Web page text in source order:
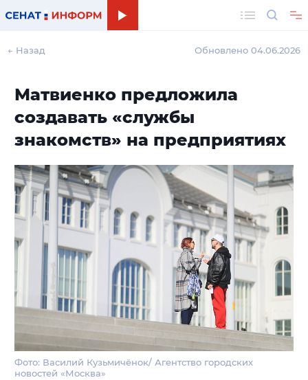
← Назад Обновлено 04.06.2026
Матвиенко предложила
создавать «службы
знакомств» на предприятиях
Фото: Василий Кузьмичёнок/ Агентство городских
новостей «Москва»